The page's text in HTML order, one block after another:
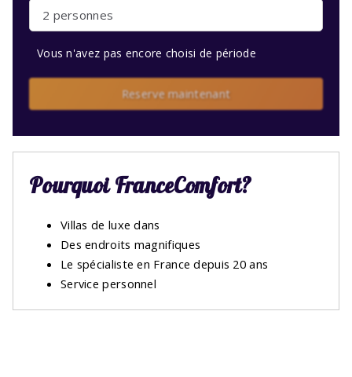
2 personnes
Vous n'avez pas encore choisi de période
Reserve maintenant
Pourquoi FranceComfort?
Villas de luxe dans
Des endroits magnifiques
Le spécialiste en France depuis 20 ans
Service personnel